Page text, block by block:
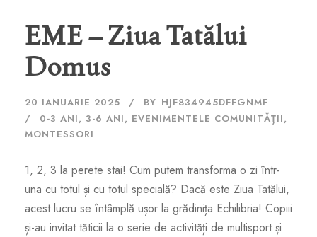
EME – Ziua Tatălui
Domus
20 IANUARIE 2025 BY HJF834945DFFGNMF
0-3 ANI, 3-6 ANI, EVENIMENTELE COMUNITĂȚII,
MONTESSORI
1, 2, 3 la perete stai! Cum putem transforma o zi într-
una cu totul și cu totul specială? Dacă este Ziua Tatălui,
acest lucru se întâmplă ușor la grădinița Echilibria! Copiii
și-au invitat tăticii la o serie de activități de multisport și